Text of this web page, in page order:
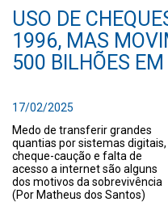
USO DE
1996, MAS
500 BILHÕES
17/02/2025
Medo de transferir grandes
quantias por sistemas digitais,
cheque-caução e falta de
acesso a internet são alguns
dos motivos da sobrevivência
(Por Matheus dos Santos)